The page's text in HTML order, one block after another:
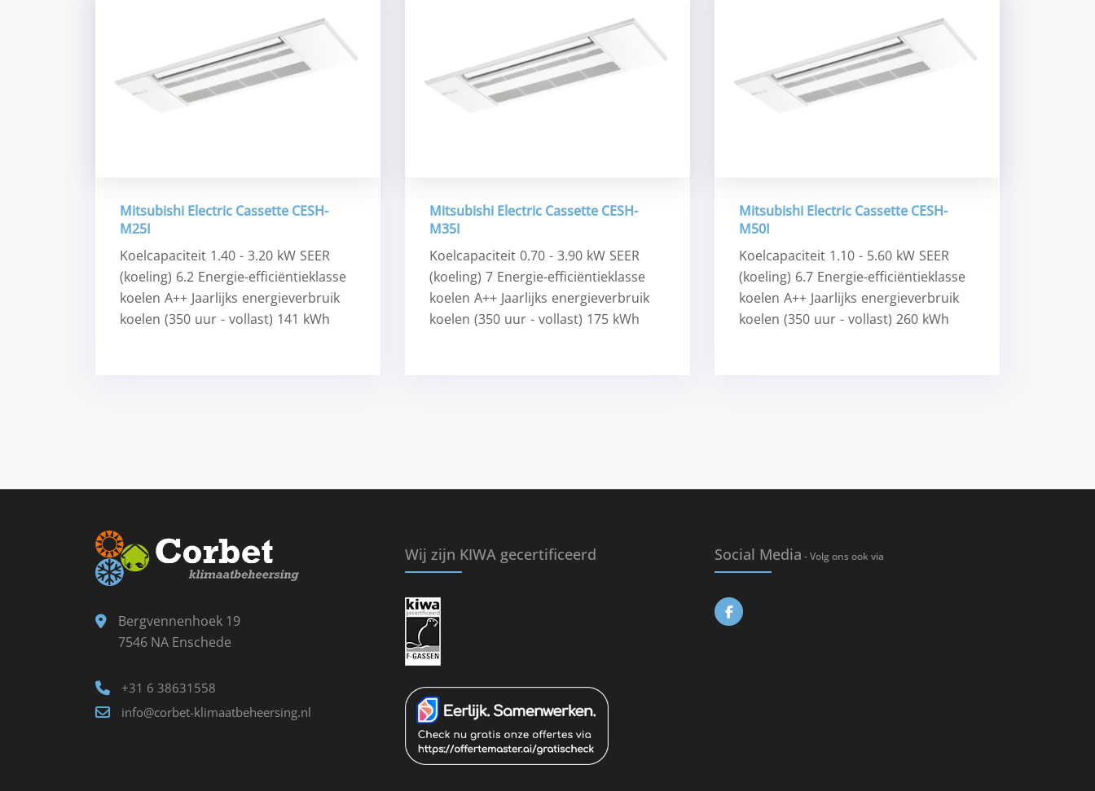
Mitsubishi Electric Cassette CESH-
M25I
Koelcapaciteit 1.40 - 3.20 kW SEER
(koeling) 6.2 Energie-efficiëntieklasse
koelen A++ Jaarlijks energieverbruik
koelen (350 uur - vollast) 141 kWh
Mitsubishi Electric Cassette CESH-
M35I
Koelcapaciteit 0.70 - 3.90 kW SEER
(koeling) 7 Energie-efficiëntieklasse
koelen A++ Jaarlijks energieverbruik
koelen (350 uur - vollast) 175 kWh
Mitsubishi Electric Cassette CESH-
M50I
Koelcapaciteit 1.10 - 5.60 kW SEER
(koeling) 6.7 Energie-efficiëntieklasse
koelen A++ Jaarlijks energieverbruik
koelen (350 uur - vollast) 260 kWh
Bergvennenhoek 19
7546 NA Enschede
+31 6 38631558
info@corbet-klimaatbeheersing.nl
Wij zijn KIWA gecertificeerd Social Media - Volg ons ook via